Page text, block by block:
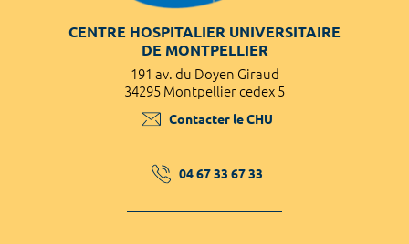
CENTRE HOSPITALIER UNIVERSITAIRE
DE MONTPELLIER
191 av. du Doyen Giraud
34295 Montpellier cedex 5
Contacter le CHU
04 67 33 67 33